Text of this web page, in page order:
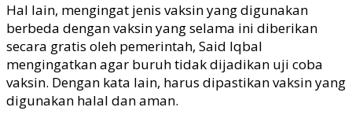
Hal lain, mengingat jenis vaksin yang digunakan
berbeda dengan vaksin yang selama ini diberikan
secara gratis oleh pemerintah, Said Iqbal
mengingatkan agar buruh tidak dijadikan uji coba
vaksin. Dengan kata lain, harus dipastikan vaksin yang
digunakan halal dan aman.